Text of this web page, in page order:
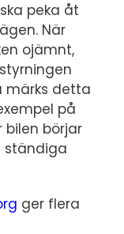
peka åt
När
ojämnt,
märks detta
på
bilen börjar
ständiga
ger flera